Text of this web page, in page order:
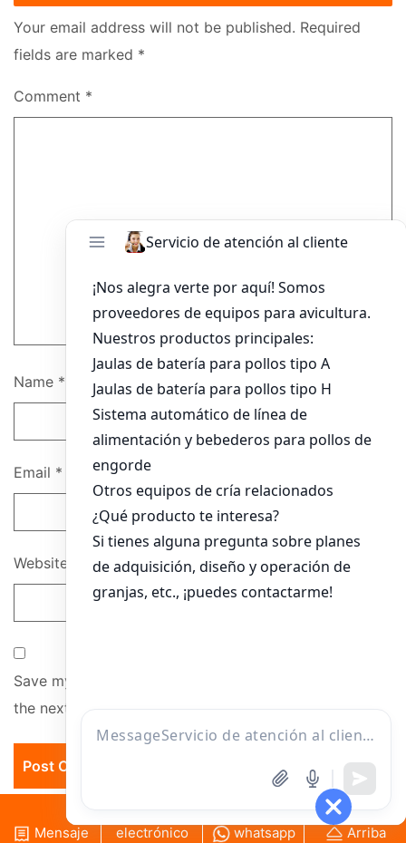
Your email address will not be published. Required
fields are marked *
Comment *
Name *
Email *
Website
Save my name, email, and website in this browser for
the next time I comment.
Mensaje
electrónico
whatsapp Arriba